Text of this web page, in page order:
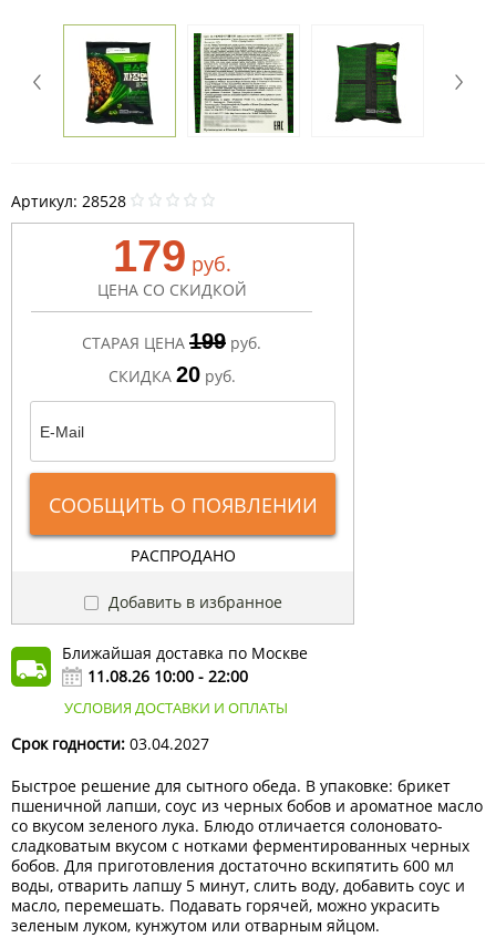
Артикул: 28528
179 руб.
ЦЕНА СО СКИДКОЙ
СТАРАЯ ЦЕНА 199 руб.
СКИДКА 20 руб.
СООБЩИТЬ О ПОЯВЛЕНИИ
РАСПРОДАНО
Добавить в избранное
Ближайшая доставка по Москве
11.08.26 10:00 - 22:00
УСЛОВИЯ ДОСТАВКИ И ОПЛАТЫ
Срок годности: 03.04.2027
Быстрое решение для сытного обеда. В упаковке: брикет
пшеничной лапши, соус из черных бобов и ароматное масло
со вкусом зеленого лука. Блюдо отличается солоновато-
сладковатым вкусом с нотками ферментированных черных
бобов. Для приготовления достаточно вскипятить 600 мл
воды, отварить лапшу 5 минут, слить воду, добавить соус и
масло, перемешать. Подавать горячей, можно украсить
зеленым луком, кунжутом или отварным яйцом.